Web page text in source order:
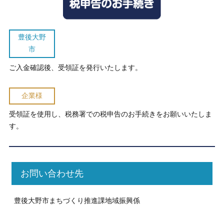
豊後大野
市
ご入金確認後、受領証を発行いたします。
企業様
受領証を使用し、税務署での税申告のお手続きをお願いいたしま
す。
お問い合わせ先
豊後大野市まちづくり推進課地域振興係